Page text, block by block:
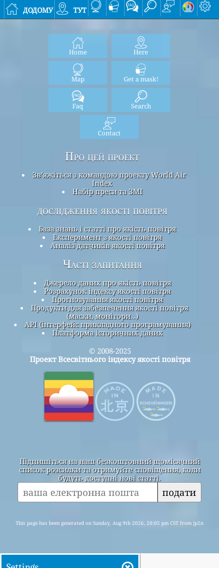
додому тут
Home Here
Map Get a mask!
Faq Search
Contact
Про цей проект
Зв’яжіться з командою проекту World Air
Index
Набір преси та ЗМІ
дослідження якості повітря
База знань і статті про якість повітря
Експеримент з якості повітря
Аналіз датчиків якості повітря
Часті запитання
Джерело даних про якість повітря
Розрахунок індексу якості повітря
Прогнозування якості повітря
Продукти для забезпечення якості повітря
(маски, монітори…)
API (інтерфейс прикладного програмування)
Платформа історичних даних
© 2008-2025
Проект Всесвітнього індексу якості повітря
Підпишіться на наш безкоштовний щомісячний
список розсилки та отримуйте сповіщення, коли
будуть доступні нові статті.
подати
This page has been generated on Sunday, Aug 9th 2026, 20:05 pm CST from jp2n